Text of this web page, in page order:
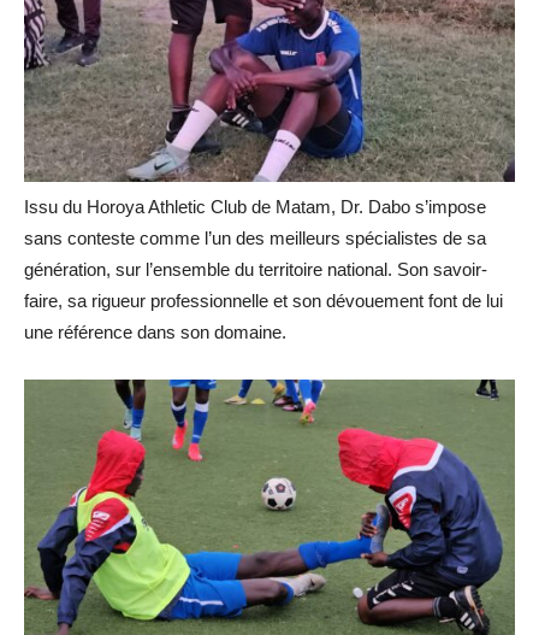
Issu du Horoya Athletic Club de Matam, Dr. Dabo s’impose
sans conteste comme l’un des meilleurs spécialistes de sa
génération, sur l’ensemble du territoire national. Son savoir-
faire, sa rigueur professionnelle et son dévouement font de lui
une référence dans son domaine.